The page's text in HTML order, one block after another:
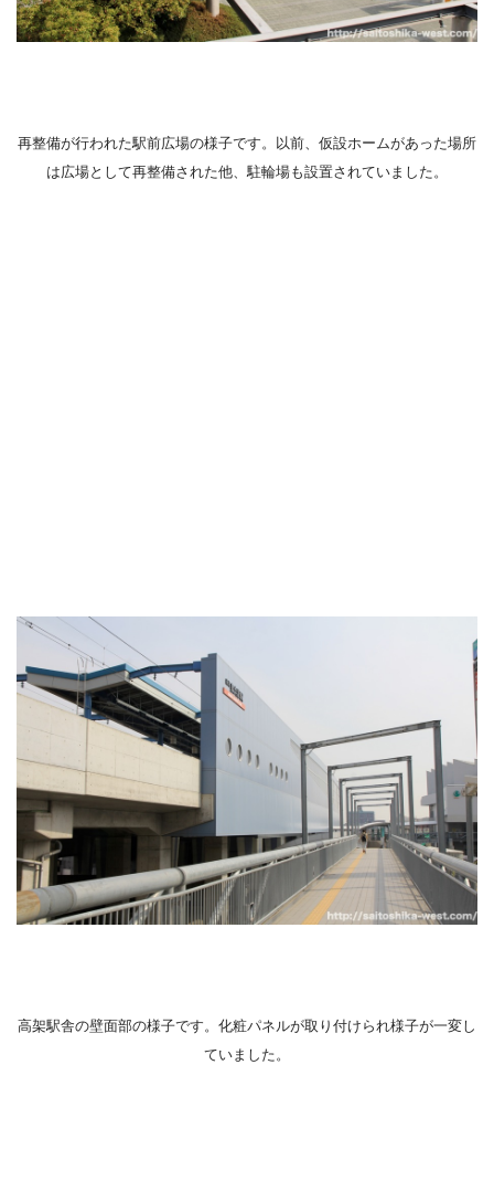
再整備が行われた駅前広場の様子です。以前、仮設ホームがあった場所
は広場として再整備された他、駐輪場も設置されていました。
高架駅舎の壁面部の様子です。化粧パネルが取り付けられ様子が一変し
ていました。